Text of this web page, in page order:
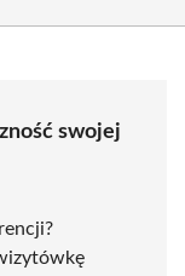
swojej